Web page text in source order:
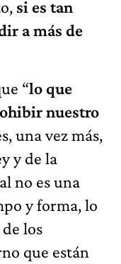
si es tan
a más de
“lo que
nuestro
una vez más,
y de la
no es una
y forma, lo
los
que están